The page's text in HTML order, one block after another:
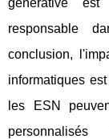
responsable
conclusion,
informatiques
les ESN